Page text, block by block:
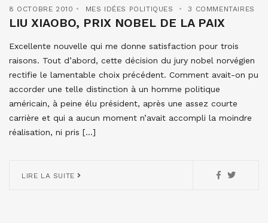
8 OCTOBRE 2010 MES IDÉES POLITIQUES 3 COMMENTAIRES
LIU XIAOBO, PRIX NOBEL DE LA PAIX
Excellente nouvelle qui me donne satisfaction pour trois
raisons. Tout d’abord, cette décision du jury nobel norvégien
rectifie le lamentable choix précédent. Comment avait-on pu
accorder une telle distinction à un homme politique
américain, à peine élu président, après une assez courte
carrière et qui a aucun moment n’avait accompli la moindre
réalisation, ni pris […]
LIRE LA SUITE